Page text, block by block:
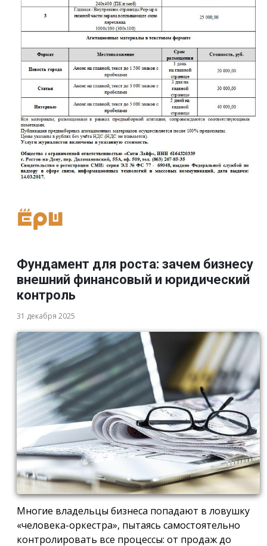
Фундамент для роста: зачем бизнесу
внешний финансовый и юридический
контроль
31 декабря 2025
Многие владельцы бизнеса попадают в ловушку
«человека-оркестра», пытаясь самостоятельно
контролировать все процессы: от продаж до